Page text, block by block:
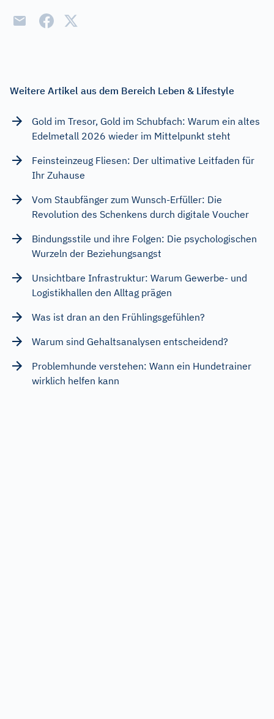
Weitere Artikel aus dem Bereich Leben & Lifestyle
Gold im Tresor, Gold im Schubfach: Warum ein altes
Edelmetall 2026 wieder im Mittelpunkt steht
Feinsteinzeug Fliesen: Der ultimative Leitfaden für
Ihr Zuhause
Vom Staubfänger zum Wunsch-Erfüller: Die
Revolution des Schenkens durch digitale Voucher
Bindungsstile und ihre Folgen: Die psychologischen
Wurzeln der Beziehungsangst
Unsichtbare Infrastruktur: Warum Gewerbe- und
Logistikhallen den Alltag prägen
Was ist dran an den Frühlingsgefühlen?
Warum sind Gehaltsanalysen entscheidend?
Problemhunde verstehen: Wann ein Hundetrainer
wirklich helfen kann